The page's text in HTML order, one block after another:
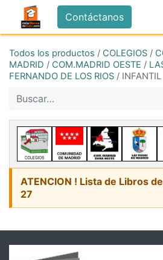
Contáctanos
Todos los productos / COLEGIOS /
MADRID / COM.MADRID OESTE /
FERNANDO DE LOS RIOS /
ATENCION ! Lista de Libros
27